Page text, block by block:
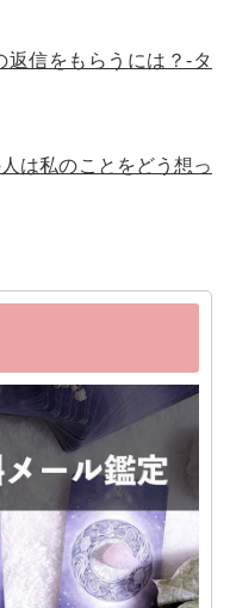
信をもらうには？-タ
は私のことをどう想っ